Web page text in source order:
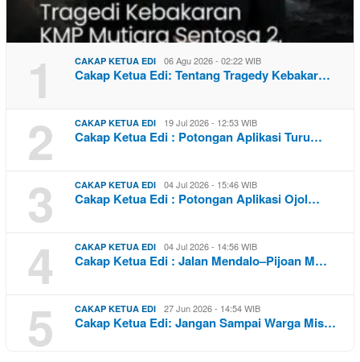
1 CAKAP KETUA EDI 06 Agu 2026 - 02:22 WIB
Cakap Ketua Edi: Tentang Tragedy Kebakar…
2 CAKAP KETUA EDI 19 Jul 2026 - 12:53 WIB
Cakap Ketua Edi : Potongan Aplikasi Turu…
3 CAKAP KETUA EDI 04 Jul 2026 - 15:46 WIB
Cakap Ketua Edi : Potongan Aplikasi Ojol…
4 CAKAP KETUA EDI 04 Jul 2026 - 14:56 WIB
Cakap Ketua Edi : Jalan Mendalo–Pijoan M…
5 CAKAP KETUA EDI 27 Jun 2026 - 14:54 WIB
Cakap Ketua Edi: Jangan Sampai Warga Mis…